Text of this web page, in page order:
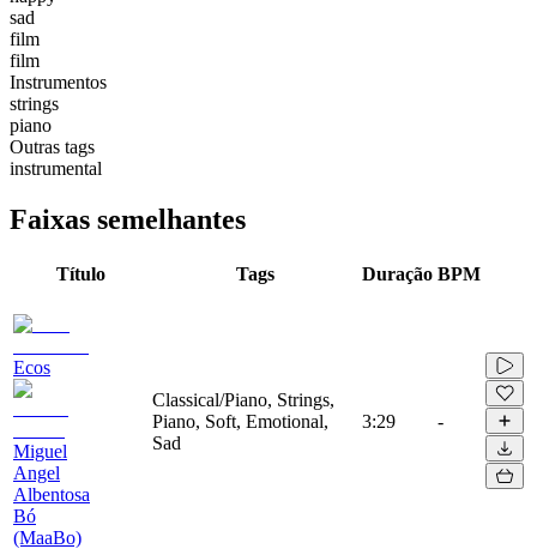
sad
film
film
Instrumentos
strings
piano
Outras tags
instrumental
Faixas semelhantes
Título Tags Duração BPM
Ecos
Miguel
Angel
Albentosa
Bó
(MaaBo)
Classical/Piano, Strings,
Piano, Soft, Emotional,
Sad
3:29 -